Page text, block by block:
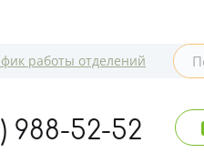
работы отделений
988-52-52